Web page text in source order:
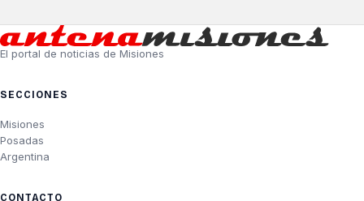
El portal de noticias de Misiones
SECCIONES
Misiones
Posadas
Argentina
CONTACTO